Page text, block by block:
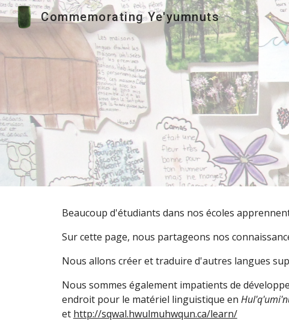
Skip
Commemorating Ye'yumnuts
Beaucoup d'étudiants dans nos écoles
Sur cette page, nous partageons nos
Nous allons créer et traduire d'autres langues
Nous sommes également impatients de
endroit pour le matériel linguistique en
et http://sqwal.hwulmuhwqun.ca/learn/